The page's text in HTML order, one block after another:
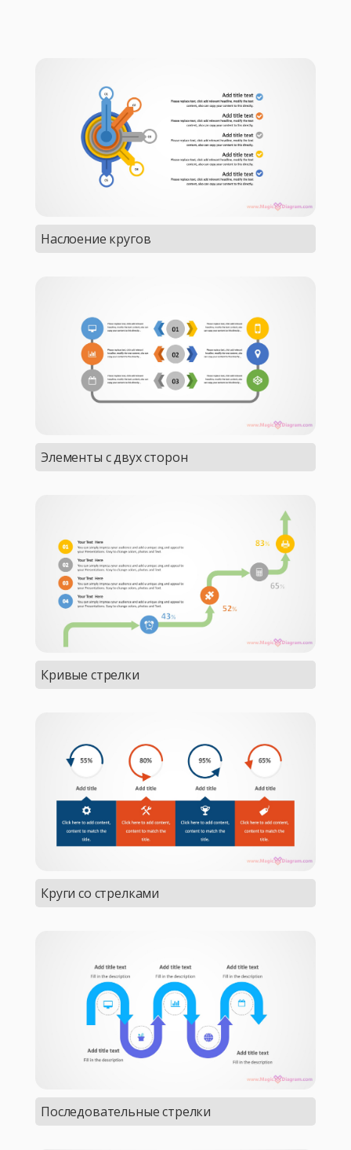
Наслоение кругов
Элементы с двух сторон
Кривые стрелки
Круги со стрелками
Последовательные стрелки